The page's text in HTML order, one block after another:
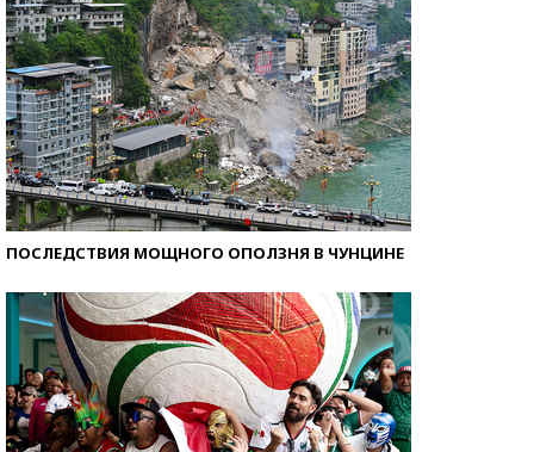
ПОСЛЕДСТВИЯ МОЩНОГО ОПОЛЗНЯ В ЧУНЦИНЕ